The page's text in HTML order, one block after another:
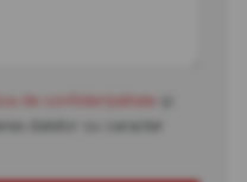
de confidențialitate
datelor cu caracter